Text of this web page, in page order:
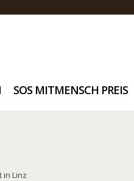
SOS MITMENSCH PREIS
in Linz